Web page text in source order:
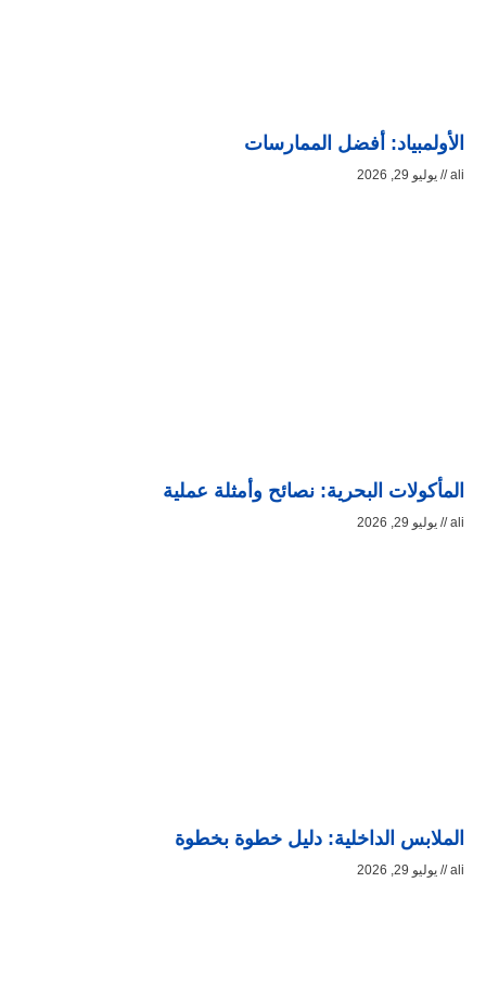
الأولمبياد: أفضل الممارسات
ali يوليو 29, 2026
المأكولات البحرية: نصائح وأمثلة عملية
ali يوليو 29, 2026
الملابس الداخلية: دليل خطوة بخطوة
ali يوليو 29, 2026